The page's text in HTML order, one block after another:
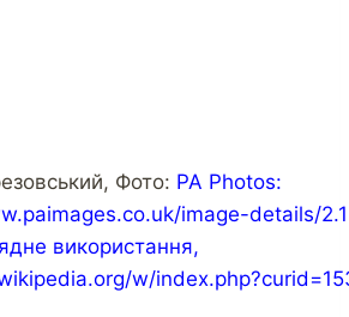
Фото: PA Photos:
image-details/
використання,
w/